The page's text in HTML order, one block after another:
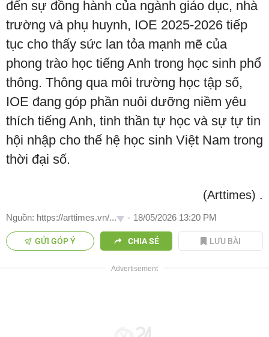
đến sự đồng hành của ngành giáo dục, nhà
trường và phụ huynh, IOE 2025-2026 tiếp
tục cho thấy sức lan tỏa mạnh mẽ của
phong trào học tiếng Anh trong học sinh phổ
thông. Thông qua môi trường học tập số,
IOE đang góp phần nuôi dưỡng niềm yêu
thích tiếng Anh, tinh thần tự học và sự tự tin
hội nhập cho thế hệ học sinh Việt Nam trong
thời đại số.
(Arttimes) .
Nguồn: https://arttimes.vn/... - 18/05/2026 13:20 PM
GỬI GÓP Ý CHIA SẺ LƯU BÀI